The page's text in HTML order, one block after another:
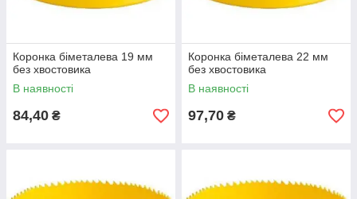
Коронка біметалева 19 мм
без хвостовика
В наявності
84,40 ₴
Коронка біметалева 22 мм
без хвостовика
В наявності
97,70 ₴